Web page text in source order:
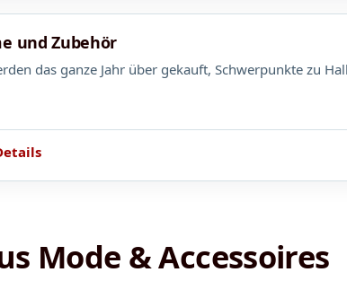
und Zubehör
das ganze Jahr über gekauft, Schwerpunkte zu
Mode & Accessoires